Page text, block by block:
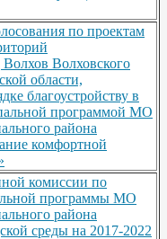
по проектам
Волховского
области,
благоустройству в
программой МО
района
комфортной
комиссии по
программы МО
района
среды на 2017-2022